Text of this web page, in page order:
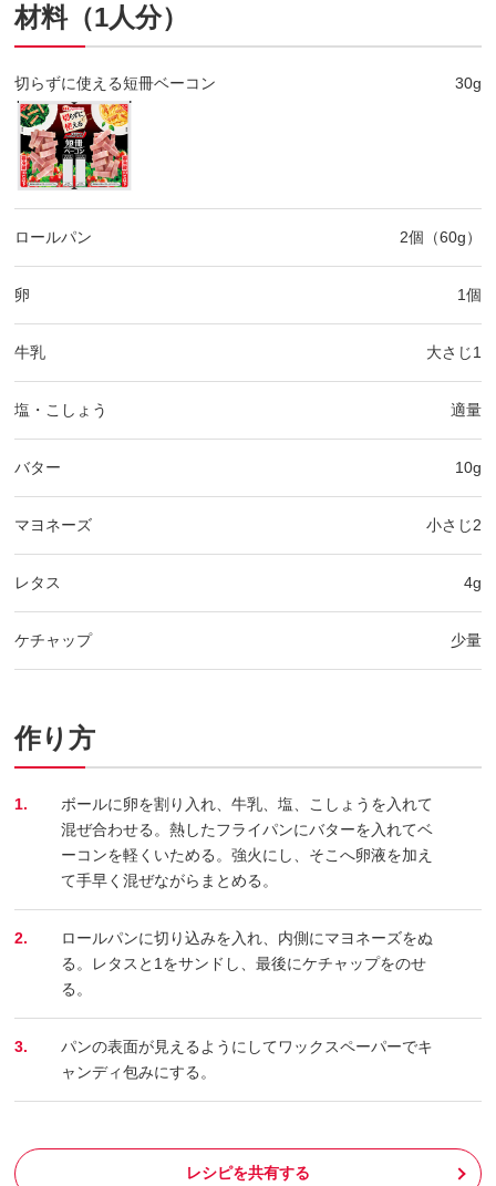
材料（1人分）
切らずに使える短冊ベーコン 30g
ロールパン 2個（60g）
卵 1個
牛乳 大さじ1
塩・こしょう 適量
バター 10g
マヨネーズ 小さじ2
レタス 4g
ケチャップ 少量
作り方
1.
ボールに卵を割り入れ、牛乳、塩、こしょうを入れて
混ぜ合わせる。熱したフライパンにバターを入れてベ
ーコンを軽くいためる。強火にし、そこへ卵液を加え
て手早く混ぜながらまとめる。
2.
ロールパンに切り込みを入れ、内側にマヨネーズをぬ
る。レタスと1をサンドし、最後にケチャップをのせ
る。
3.
パンの表面が見えるようにしてワックスペーパーでキ
ャンディ包みにする。
レシピを共有する